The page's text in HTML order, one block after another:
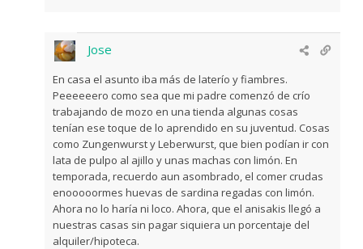
Jose
En casa el asunto iba más de laterío y fiambres.
Peeeeeero como sea que mi padre comenzó de crío
trabajando de mozo en una tienda algunas cosas
tenían ese toque de lo aprendido en su juventud. Cosas
como Zungenwurst y Leberwurst, que bien podían ir con
lata de pulpo al ajillo y unas machas con limón. En
temporada, recuerdo aun asombrado, el comer crudas
enooooormes huevas de sardina regadas con limón.
Ahora no lo haría ni loco. Ahora, que el anisakis llegó a
nuestras casas sin pagar siquiera un porcentaje del
alquiler/hipoteca.